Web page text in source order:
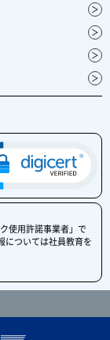
使用許諾事業者」で
については社員教育を